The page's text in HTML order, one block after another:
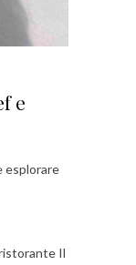
e
esplorare
Il